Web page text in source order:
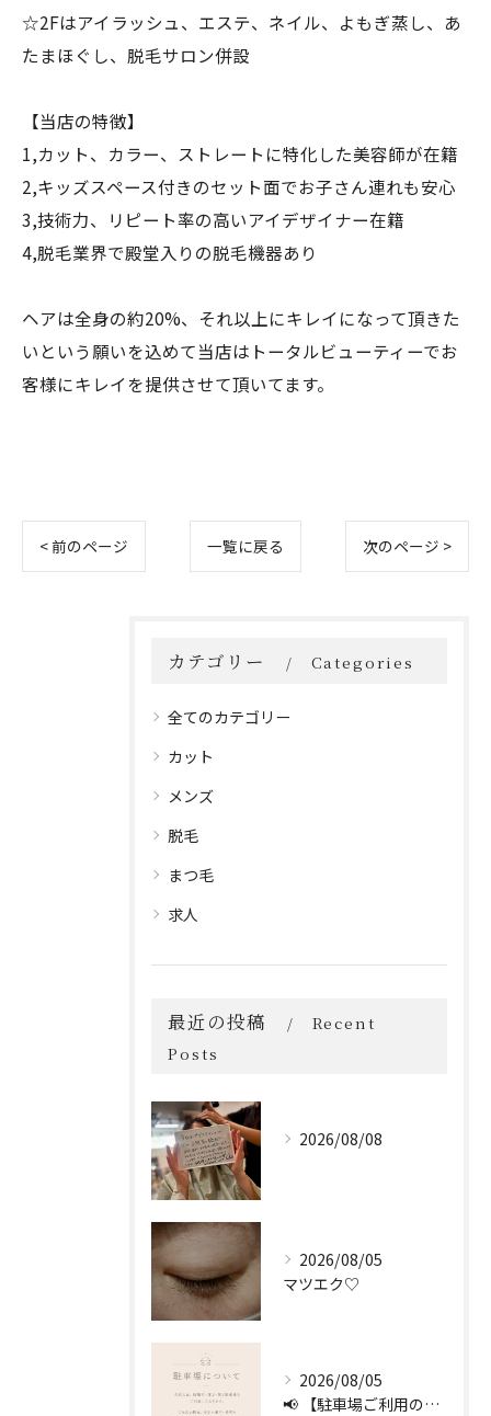
☆2Fはアイラッシュ、エステ、ネイル、よもぎ蒸し、あ
たまほぐし、脱毛サロン併設
【当店の特徴】
1,カット、カラー、ストレートに特化した美容師が在籍
2,キッズスペース付きのセット面でお子さん連れも安心
3,技術力、リピート率の高いアイデザイナー在籍
4,脱毛業界で殿堂入りの脱毛機器あり
ヘアは全身の約20%、それ以上にキレイになって頂きた
いという願いを込めて当店はトータルビューティーでお
客様にキレイを提供させて頂いてます。
< 前のページ 一覧に戻る 次のページ >
カテゴリー Categories
全てのカテゴリー
カット
メンズ
脱毛
まつ毛
求人
最近の投稿
Recent
Posts
2026/08/08
2026/08/05
マツエク♡
2026/08/05
📢 【駐車場ご利用のお願い】 🚗